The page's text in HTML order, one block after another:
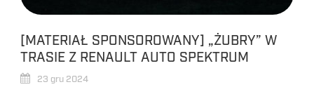
[MATERIAŁ SPONSOROWANY] „ŻUBRY” W
TRASIE Z RENAULT AUTO SPEKTRUM
23 gru 2024